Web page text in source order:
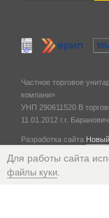
Частное торговое
компани»
УНП 290611520 В
11.01.2012 г. г.
Разработка сайта
Для работы сайта
файлы куки